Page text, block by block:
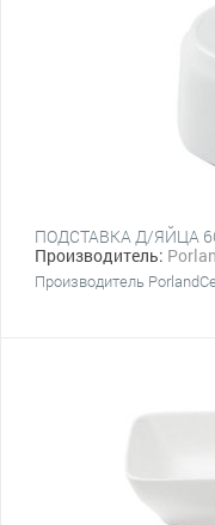
ПОДСТАВКА Д/ЯЙЦА
Производитель:
Производитель